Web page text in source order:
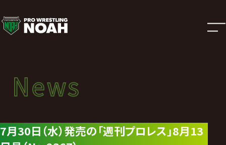
ニ
ュ
ー
ス
|
News
ニュース
News
7月30日（水）発売の「週刊プロレス」8月13